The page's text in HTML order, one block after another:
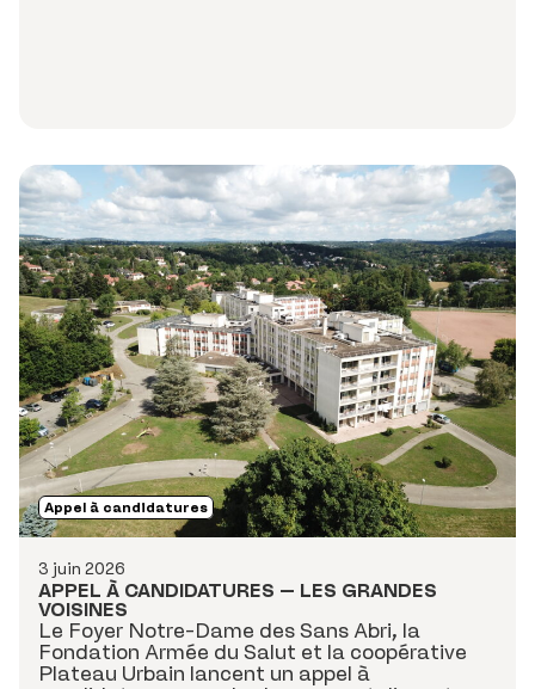
3 juin 2026
Appel à candidatures
APPEL À CANDIDATURES – LES GRANDES
VOISINES
Le Foyer Notre-Dame des Sans Abri, la
Fondation Armée du Salut et la coopérative
Plateau Urbain lancent un appel à